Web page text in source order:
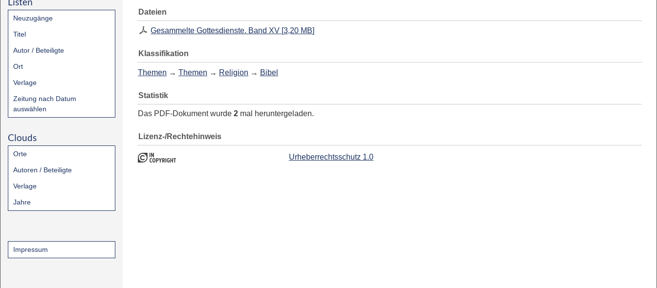
Neuzugänge
Titel
Autor / Beteiligte
Ort
Verlage
Zeitung nach Datum
auswählen
Clouds
Orte
Autoren / Beteiligte
Verlage
Jahre
Impressum
Dateien
Gesammelte Gottesdienste. Band XV [3,20 MB]
Klassifikation
Themen → Themen → Religion → Bibel
Statistik
Das PDF-Dokument wurde 2 mal heruntergeladen.
Lizenz-/Rechtehinweis
Urheberrechtsschutz 1.0